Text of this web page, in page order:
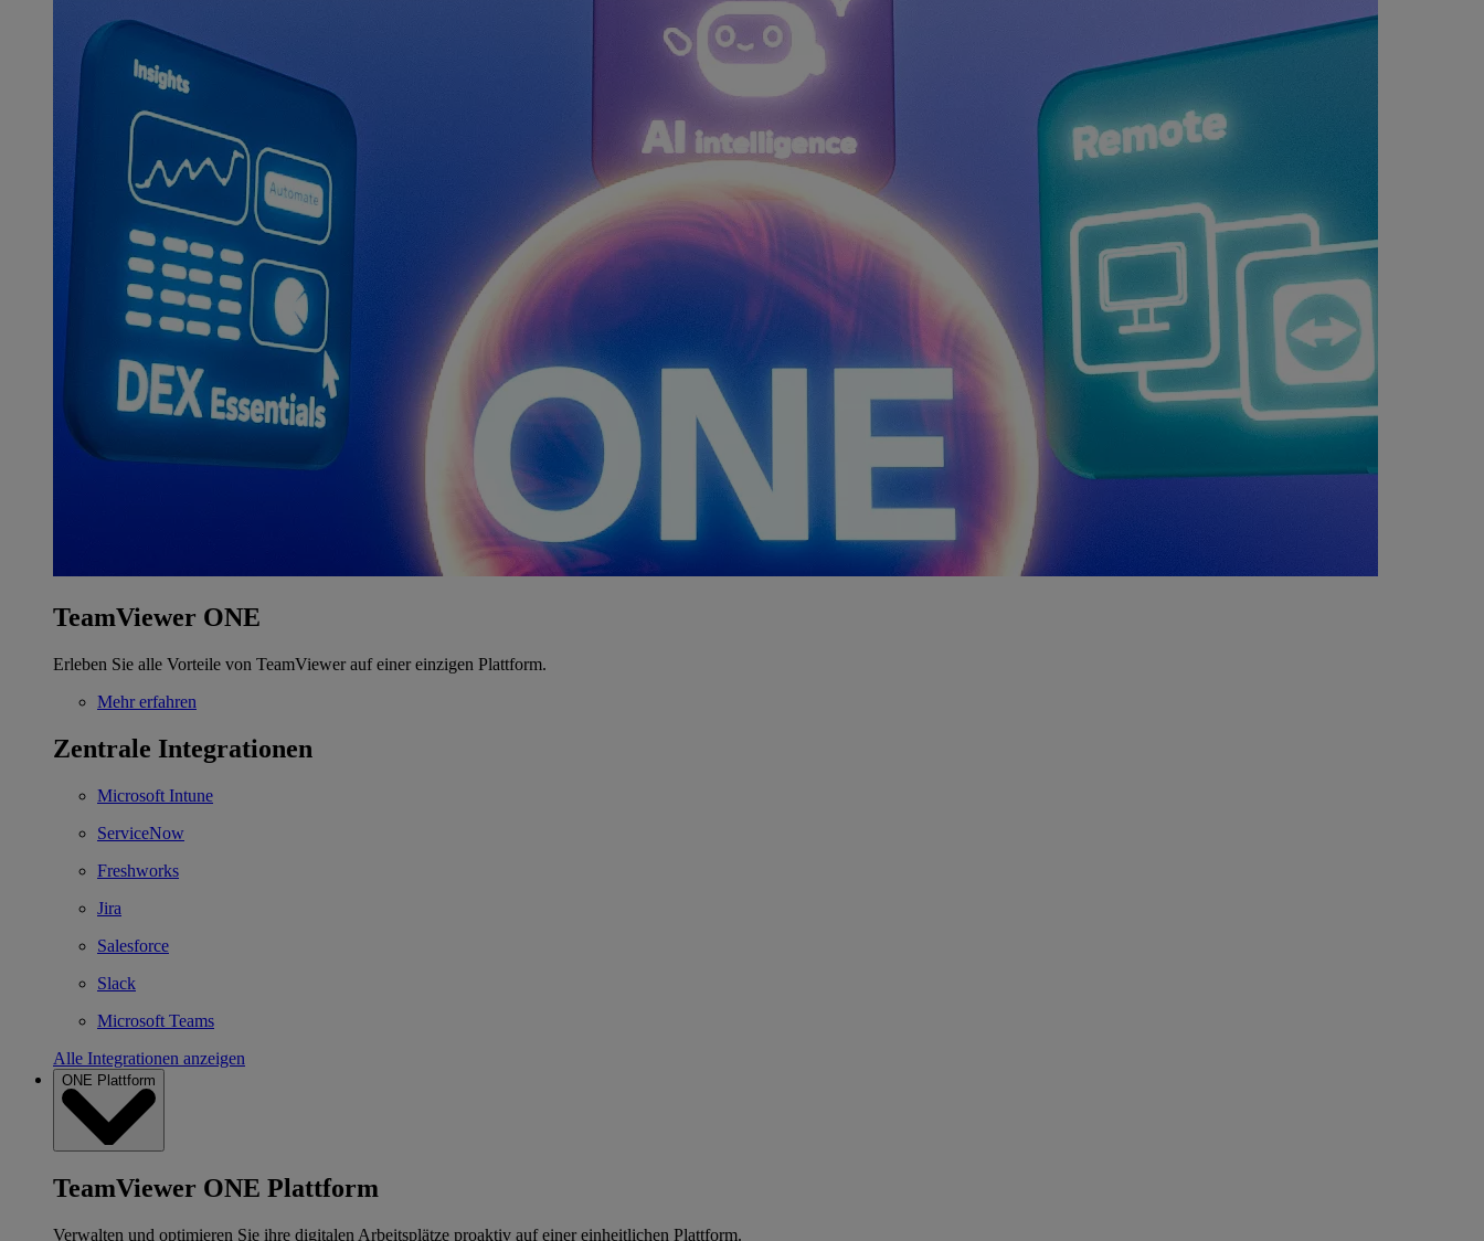
TeamViewer ONE
Erleben Sie alle Vorteile von TeamViewer auf einer einzigen Plattform.
Mehr erfahren
Zentrale Integrationen
Microsoft Intune
ServiceNow
Freshworks
Jira
Salesforce
Slack
Microsoft Teams
Alle Integrationen anzeigen
ONE Plattform
TeamViewer ONE Plattform
Verwalten und optimieren Sie ihre digitalen Arbeitsplätze proaktiv auf einer einheitlichen Plattform.